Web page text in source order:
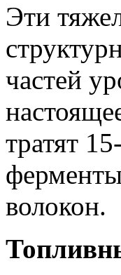
Эти
частей
тратят
волокон.